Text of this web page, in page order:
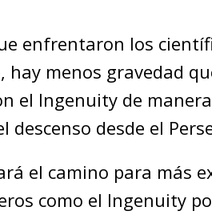
enfrentaron los
hay menos gravedad
el Ingenuity de
descenso desde el
el camino para más
como el Ingenuity